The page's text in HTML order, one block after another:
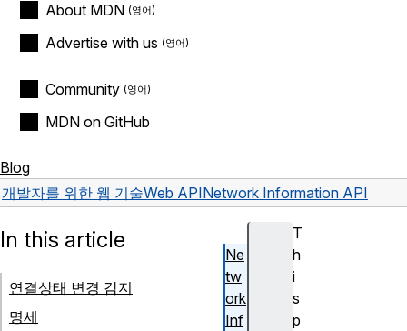
About MDN
Advertise with us
Community
MDN on GitHub
Blog
개발자를 위한 웹 기술Web APINetwork Information API
T
h
i
s
p
In this article
연결상태 변경 감지
명세
Ne
tw
ork
Inf